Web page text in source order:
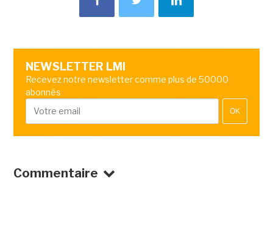
NEWSLETTER LMI
Recevez notre newsletter comme plus de 50000
abonnés
OK
Commentaire